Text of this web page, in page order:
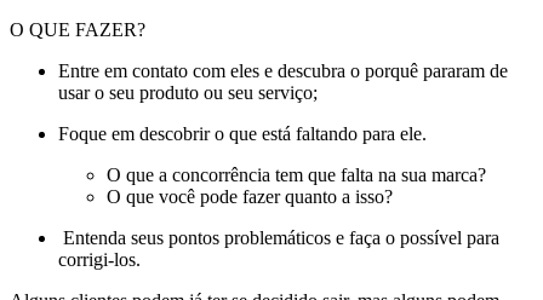
O QUE FAZER?
Entre em contato com eles e descubra o porquê pararam de
usar o seu produto ou seu serviço;
Foque em descobrir o que está faltando para ele.
O que a concorrência tem que falta na sua marca?
O que você pode fazer quanto a isso?
Entenda seus pontos problemáticos e faça o possível para
corrigi-los.